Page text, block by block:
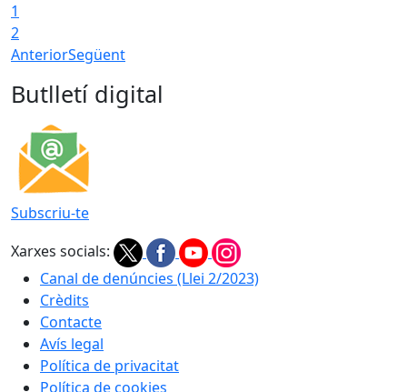
1
2
AnteriorSegüent
Butlletí digital
Subscriu-te
Xarxes socials:
Canal de denúncies (Llei 2/2023)
Crèdits
Contacte
Avís legal
Política de privacitat
Política de cookies